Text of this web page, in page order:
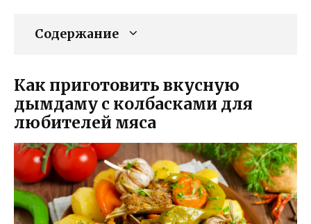
Содержание
Как приготовить вкусную
дымдаму с колбасками для
любителей мяса